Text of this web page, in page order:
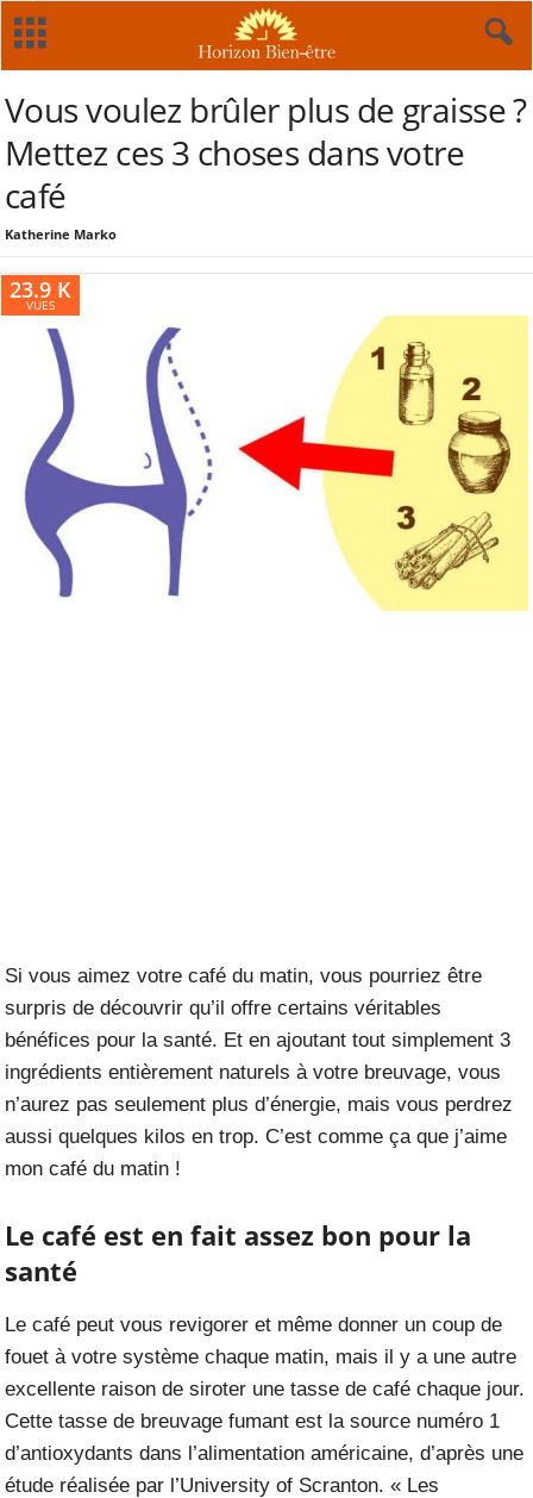
Vous voulez brûler plus de graisse ?
Mettez ces 3 choses dans votre
café
Katherine Marko
23.9 K
VUES
Si vous aimez votre café du matin, vous pourriez être
surpris de découvrir qu’il offre certains véritables
bénéfices pour la santé. Et en ajoutant tout simplement 3
ingrédients entièrement naturels à votre breuvage, vous
n’aurez pas seulement plus d’énergie, mais vous perdrez
aussi quelques kilos en trop. C’est comme ça que j’aime
mon café du matin !
Le café est en fait assez bon pour la
santé
Le café peut vous revigorer et même donner un coup de
fouet à votre système chaque matin, mais il y a une autre
excellente raison de siroter une tasse de café chaque jour.
Cette tasse de breuvage fumant est la source numéro 1
d’antioxydants dans l’alimentation américaine, d’après une
étude réalisée par l’University of Scranton. « Les